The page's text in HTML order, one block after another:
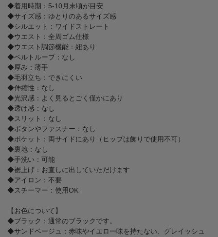
◆着用時期：5-10月末頃が目安
◆サイズ感：ゆとりのあるサイズ感
◆シルエット：ワイドストレート
◆ウエスト：全周ゴム仕様
◆ウエスト調節機能：紐あり
◆ベルトループ：なし
◆厚み：薄手
◆毛羽立ち：できにくい
◆伸縮性：なし
◆光沢感：よく見るとごく僅かにあり
◆透け感：なし
◆スリット：なし
◆ボタンやファスナー：なし
◆ポケット：両サイドにあり（ヒップは飾りで使用不可）
◆裏地：なし
◆手洗い：可能
◆裾上げ：お直しに出していただけます
◆アイロン：不要
◆スチーマー：使用OK
【お色について】
◆ブラック：通常のブラックです。
◆サンドベージュ：赤味やイエロー味を持たない、グレイッシュ